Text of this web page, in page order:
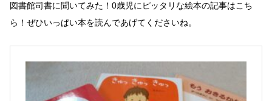
図書館司書に聞いてみた！0歳児にピッタリな絵本の記事はこち
ら！ぜひいっぱい本を読んであげてくださいね。